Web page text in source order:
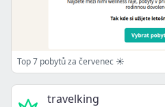
Top 7 pobytů za červenec ☀️
travelking